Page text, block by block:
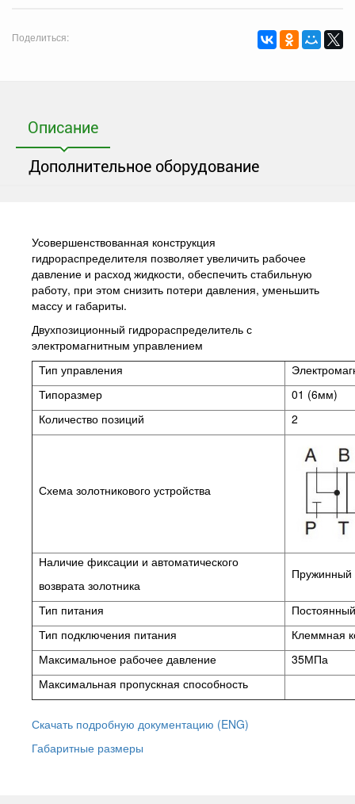
Поделиться:
Описание
Дополнительное оборудование
Усовершенствованная конструкция
гидрораспределителя позволяет увеличить рабочее
давление и расход жидкости, обеспечить стабильную
работу, при этом снизить потери давления, уменьшить
массу и габариты.
Двухпозиционный гидрораспределитель с
электромагнитным управлением
Тип управления
Типоразмер
01 (6мм)
Количество позиций
2
Схема золотникового устройства
Наличие фиксации и автоматического
возврата золотника
Пружинный
Тип питания
Тип подключения питания
Клеммная
Максимальное рабочее давление
35МПа
Максимальная пропускная способность
Скачать подробную документацию (ENG)
Габаритные размеры